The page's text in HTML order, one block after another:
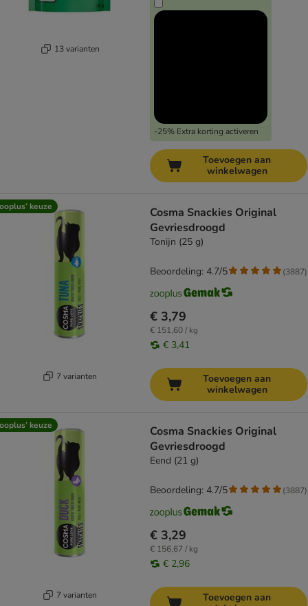
13 varianten
-25% Extra korting activeren
Toevoegen aan
winkelwagen
keuze
7 varianten
Cosma Snackies Original
Gevriesdroogd
Tonijn (25 g)
€ 3,79
€ 151,60 / kg
€ 3,41
Beoordeling: 4.7/5 (3887)
Toevoegen aan
winkelwagen
keuze
7 varianten
Cosma Snackies Original
Gevriesdroogd
Eend (21 g)
€ 3,29
€ 156,67 / kg
€ 2,96
Beoordeling: 4.7/5 (3887)
Toevoegen aan